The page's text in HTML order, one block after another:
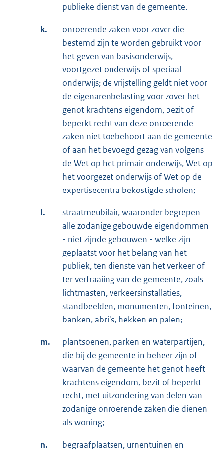
publieke dienst van de gemeente.
k.
onroerende zaken voor zover die
bestemd zijn te worden gebruikt voor
het geven van basisonderwijs,
voortgezet onderwijs of speciaal
onderwijs; de vrijstelling geldt niet voor
de eigenarenbelasting voor zover het
genot krachtens eigendom, bezit of
beperkt recht van deze onroerende
zaken niet toebehoort aan de gemeente
of aan het bevoegd gezag van volgens
de Wet op het primair onderwijs, Wet op
het voorgezet onderwijs of Wet op de
expertisecentra bekostigde scholen;
l.
straatmeubilair, waaronder begrepen
alle zodanige gebouwde eigendommen
- niet zijnde gebouwen - welke zijn
geplaatst voor het belang van het
publiek, ten dienste van het verkeer of
ter verfraaiing van de gemeente, zoals
lichtmasten, verkeersinstallaties,
standbeelden, monumenten, fonteinen,
banken, abri's, hekken en palen;
m.
plantsoenen, parken en waterpartijen,
die bij de gemeente in beheer zijn of
waarvan de gemeente het genot heeft
krachtens eigendom, bezit of beperkt
recht, met uitzondering van delen van
zodanige onroerende zaken die dienen
als woning;
n. begraafplaatsen, urnentuinen en